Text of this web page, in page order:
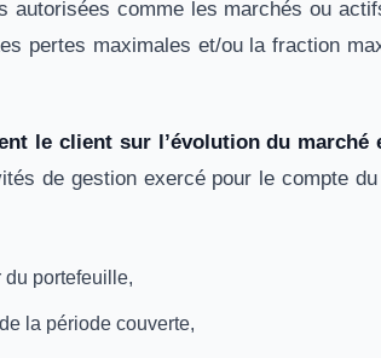
autorisées comme les marchés ou
pertes maximales et/ou la fraction
le client sur l’évolution du marché
de gestion exercé pour le compte
du portefeuille,
la période couverte,